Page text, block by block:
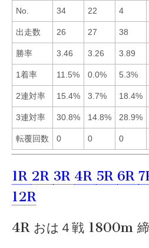
No. 34 22 4
出走数 26 27 38
勝率 3.46 3.26 3.89
1着率 11.5% 0.0% 5.3%
2連対率 15.4% 3.7% 18.4%
3連対率 30.8% 14.8% 28.9%
転覆回数 0 0 0
1R 2R 3R 4R 5R 6R
12R
4R おは４戦 1800m